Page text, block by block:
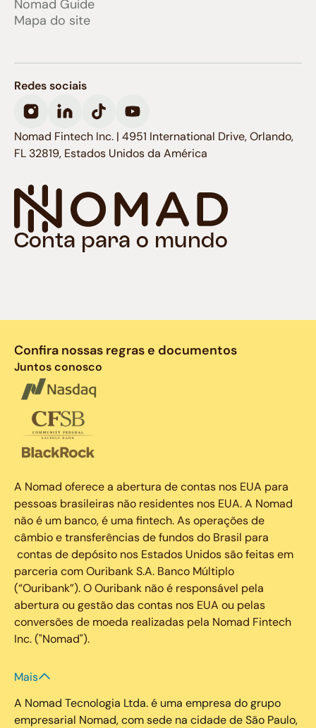
Nomad Guide
Mapa do site
Conta para o mundo
Redes sociais
Nomad Fintech Inc. | 4951 International Drive, Orlando,
FL 32819, Estados Unidos da América
Confira nossas regras e documentos
Juntos conosco
A Nomad oferece a abertura de contas nos EUA para
pessoas brasileiras não residentes nos EUA. A Nomad
não é um banco, é uma fintech. As operações de
câmbio e transferências de fundos do Brasil para
contas de depósito nos Estados Unidos são feitas em
parceria com Ouribank S.A. Banco Múltiplo
(“Ouribank”). O Ouribank não é responsável pela
abertura ou gestão das contas nos EUA ou pelas
conversões de moeda realizadas pela Nomad Fintech
Inc. ("Nomad").
Mais
A Nomad Tecnologia Ltda. é uma empresa do grupo
empresarial Nomad, com sede na cidade de São Paulo,